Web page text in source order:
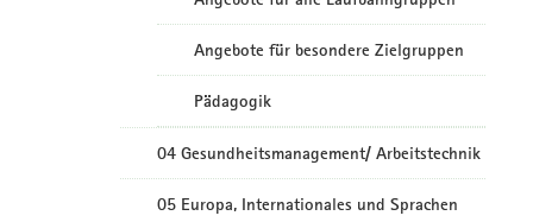
Angebote für besondere Zielgruppen
Pädagogik
04 Gesundheitsmanagement/ Arbeitstechnik
05 Europa, Internationales und Sprachen